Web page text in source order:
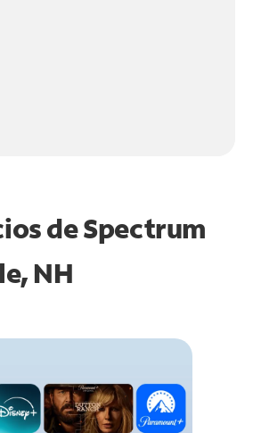
de Spectrum
NH